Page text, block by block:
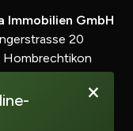
×
Immobilien GmbH
20
78 899 90 20